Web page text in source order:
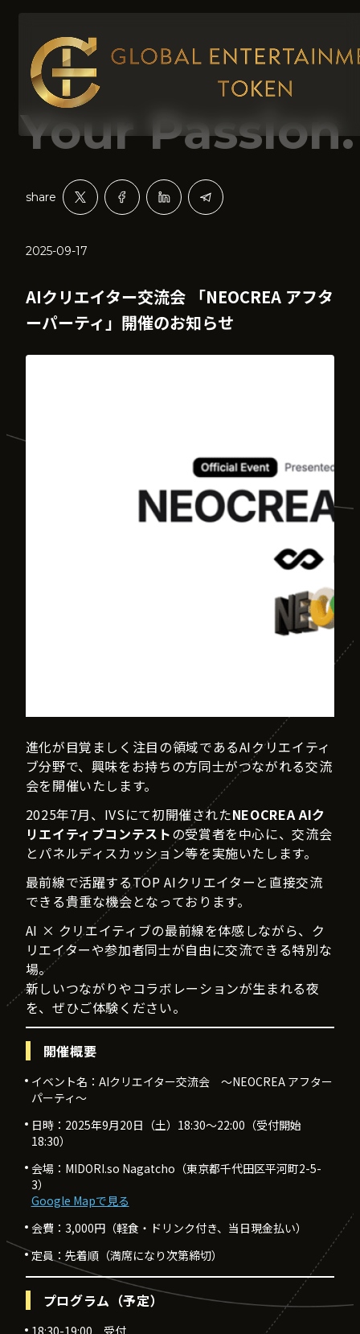
share
2025-09-17
AIクリエイター交流会 「NEOCREA アフタ
ーパーティ」開催のお知らせ
進化が目覚ましく注目の領域であるAIクリエイティ
ブ分野で、興味をお持ちの方同士がつながれる交流
会を開催いたします。
2025年7月、IVSにて初開催されたNEOCREA AIク
リエイティブコンテストの受賞者を中心に、交流会
とパネルディスカッション等を実施いたします。
最前線で活躍するTOP AIクリエイターと直接交流
できる貴重な機会となっております。
AI × クリエイティブの最前線を体感しながら、ク
リエイターや参加者同士が自由に交流できる特別な
場。
新しいつながりやコラボレーションが生まれる夜
を、ぜひご体験ください。
開催概要
イベント名：AIクリエイター交流会 ～NEOCREA アフター
パーティ～
日時：2025年9月20日（土）18:30〜22:00（受付開始
18:30）
会場：MIDORI.so Nagatcho（東京都千代田区平河町2-5-
3）
Google Mapで見る
会費：3,000円（軽食・ドリンク付き、当日現金払い）
定員：先着順（満席になり次第締切）
プログラム（予定）
18:30-19:00 受付